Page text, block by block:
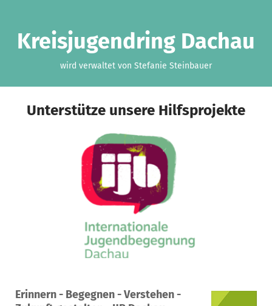
Kreisjugendring Dachau
wird verwaltet von Stefanie Steinbauer
Unterstütze unsere Hilfsprojekte
Erinnern - Begegnen - Verstehen -
Ein Projekt in Dachau, Deutschland